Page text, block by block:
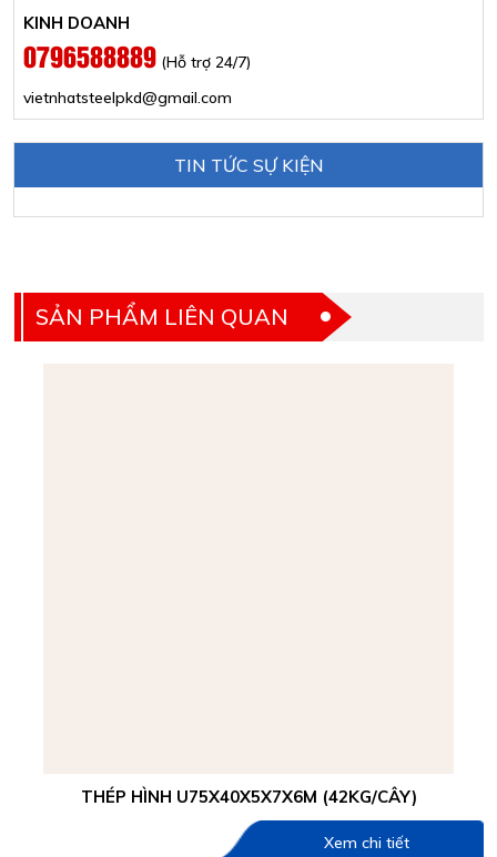
KINH DOANH
0796588889 (Hỗ trợ 24/7)
vietnhatsteelpkd@gmail.com
TIN TỨC SỰ KIỆN
SẢN PHẨM LIÊN QUAN
THÉP HÌNH U75X40X5X7X6M (42KG/CÂY)
Xem chi tiết